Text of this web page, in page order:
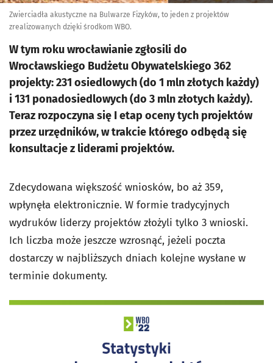
Zwierciadła akustyczne na Bulwarze Fizyków, to jeden z projektów
zrealizowanych dzięki środkom WBO.
W tym roku wrocławianie zgłosili do
Wrocławskiego Budżetu Obywatelskiego 362
projekty: 231 osiedlowych (do 1 mln złotych każdy)
i 131 ponadosiedlowych (do 3 mln złotych każdy).
Teraz rozpoczyna się I etap oceny tych projektów
przez urzędników, w trakcie którego odbędą się
konsultacje z liderami projektów.
Zdecydowana większość wniosków, bo aż 359,
wpłynęła elektronicznie. W formie tradycyjnych
wydruków liderzy projektów złożyli tylko 3 wnioski.
Ich liczba może jeszcze wzrosnąć, jeżeli poczta
dostarczy w najbliższych dniach kolejne wysłane w
terminie dokumenty.